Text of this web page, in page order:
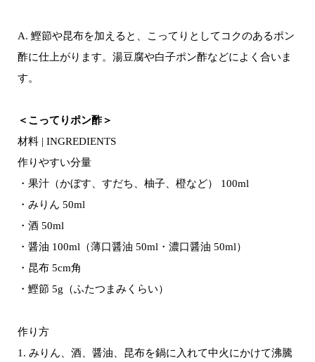
A. 鰹節や昆布を加えると、こってりとしてコクのあるポン
酢に仕上がります。湯豆腐や白子ポン酢などによく合いま
す。
＜こってりポン酢＞
材料 | INGREDIENTS
作りやすい分量
・果汁（かぼす、すだち、柚子、橙など） 100ml
・みりん 50ml
・酒 50ml
・醤油 100ml（薄口醤油 50ml・濃口醤油 50ml）
・昆布 5cm角
・鰹節 5g（ふたつまみくらい）
作り方
1. みりん、酒、醤油、昆布を鍋に入れて中火にかけて沸騰